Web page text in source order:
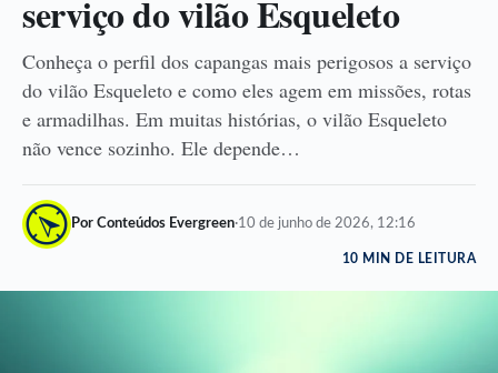
serviço do vilão Esqueleto
Conheça o perfil dos capangas mais perigosos a serviço
do vilão Esqueleto e como eles agem em missões, rotas
e armadilhas. Em muitas histórias, o vilão Esqueleto
não vence sozinho. Ele depende…
Por Conteúdos Evergreen·10 de junho de 2026, 12:16
10 MIN DE LEITURA